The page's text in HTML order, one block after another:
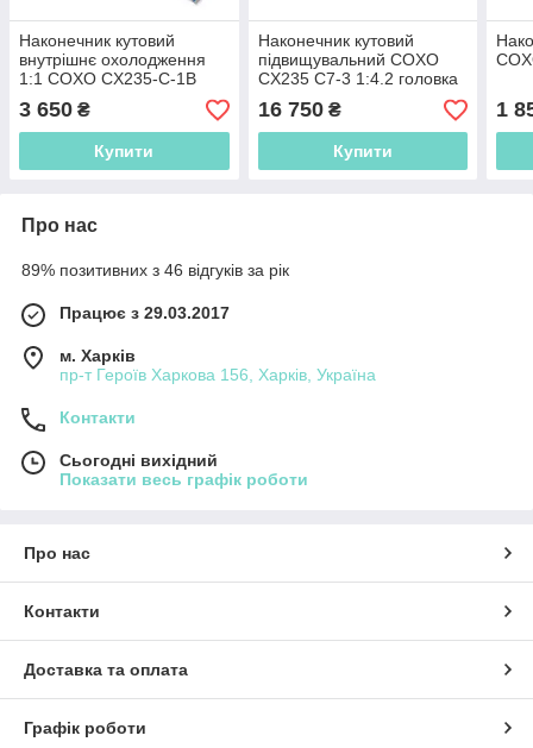
Наконечник кутовий
внутрішнє охолодження
1:1 COXO CX235-C-1B
3 650 ₴
Купити
Наконечник кутовий
підвищувальний COXO
CX235 C7-3 1:4.2 головка
45&#176; LED-фіброптика
+ CX207-B SP TITAN
16 750₴
Купити
1
Про нас
89% позитивних з 46 відгуків за рік
Працює з 29.03.2017
м. Харків
пр-т Героїв Харкова 156, Харків, Україна
Контакти
Сьогодні вихідний
Показати весь графік роботи
Про нас
Контакти
Доставка та оплата
Графік роботи